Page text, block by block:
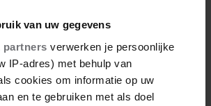
van uw gegevens
partners verwerken je persoonlijke
IP-adres) met behulp van
cookies om informatie op uw
en te gebruiken met als doel